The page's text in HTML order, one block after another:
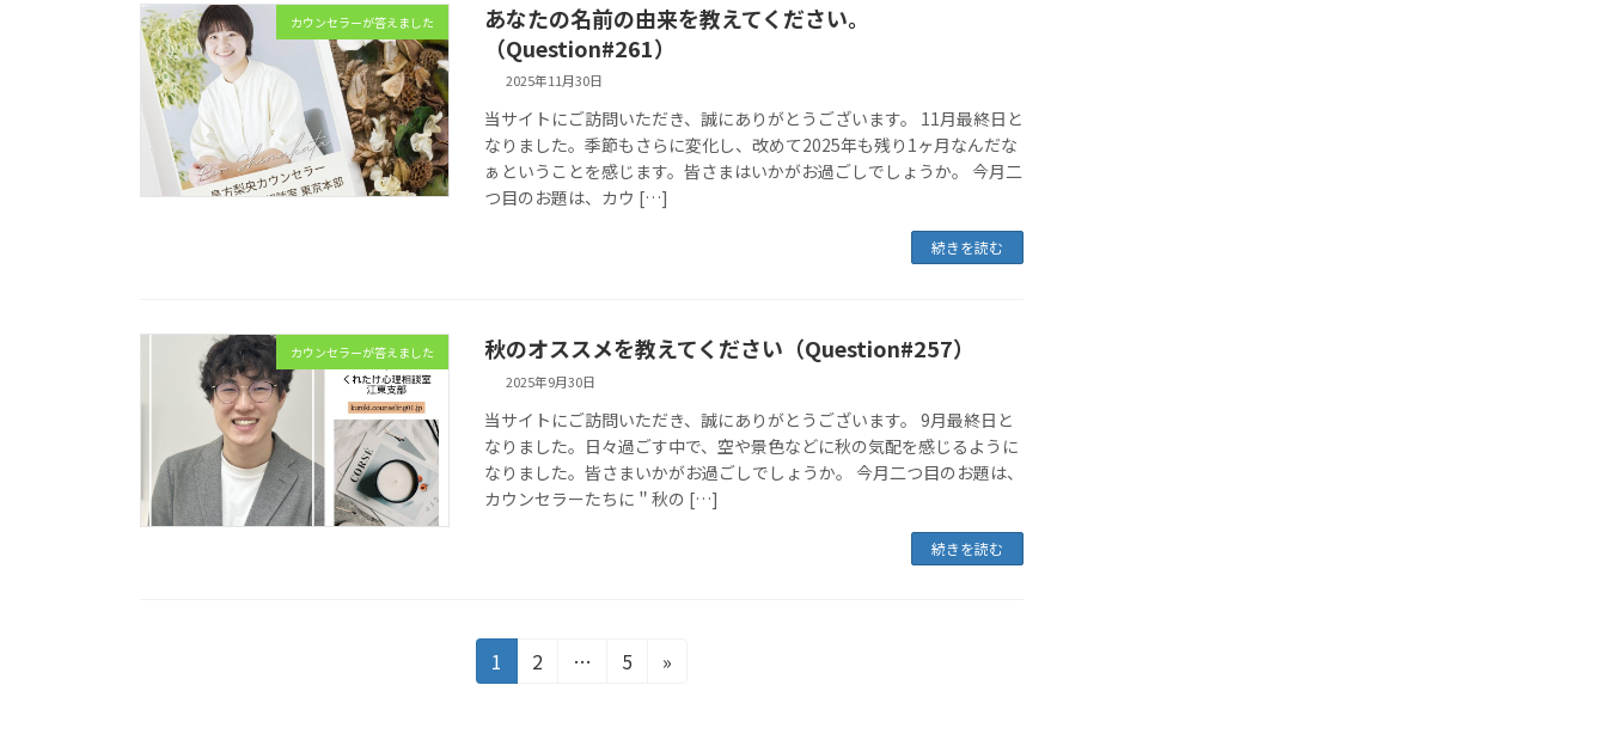
カウンセラーが答えました
あなたの名前の由来を教えてください。
（Question#261）
2025年11月30日
当サイトにご訪問いただき、誠にありがとうございます。 11月最終日と
なりました。季節もさらに変化し、改めて2025年も残り1ヶ月なんだな
ぁということを感じます。皆さまはいかがお過ごしでしょうか。 今月二
つ目のお題は、カウ […]
続きを読む
カウンセラーが答えました 秋のオススメを教えてください（Question#257）
2025年9月30日
当サイトにご訪問いただき、誠にありがとうございます。 9月最終日と
なりました。日々過ごす中で、空や景色などに秋の気配を感じるように
なりました。皆さまいかがお過ごしでしょうか。 今月二つ目のお題は、
カウンセラーたちに＂秋の […]
続きを読む
固
定
1
固
2 …
固
5 »